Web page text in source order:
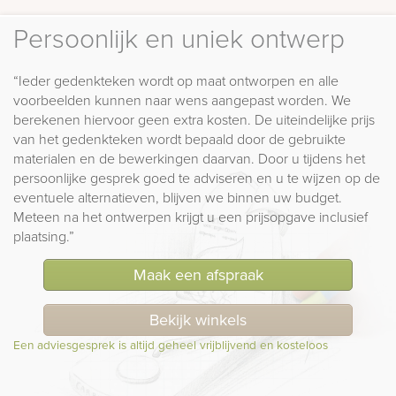
Persoonlijk en uniek ontwerp
“Ieder gedenkteken wordt op maat ontworpen en alle
voorbeelden kunnen naar wens aangepast worden. We
berekenen hiervoor geen extra kosten. De uiteindelijke prijs
van het gedenkteken wordt bepaald door de gebruikte
materialen en de bewerkingen daarvan. Door u tijdens het
persoonlijke gesprek goed te adviseren en u te wijzen op de
eventuele alternatieven, blijven we binnen uw budget.
Meteen na het ontwerpen krijgt u een prijsopgave inclusief
plaatsing.”
Maak een afspraak
Bekijk winkels
Een adviesgesprek is altijd geheel vrijblijvend en kosteloos